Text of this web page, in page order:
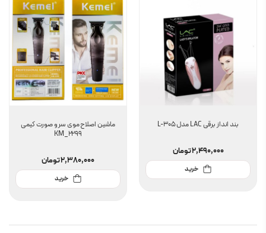
بند انداز برقی LAC مدل L-305
2,490,000تومان
خرید
ماشین اصلاح موی سر و صورت کیمی
KM_2299
2,380,000تومان
خرید